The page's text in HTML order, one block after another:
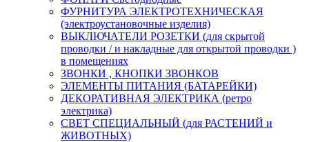
ФУРНИТУРА ЭЛЕКТРОТЕХНИЧЕСКАЯ
(электроустановочные изделия)
ВЫКЛЮЧАТЕЛИ РОЗЕТКИ (для скрытой
проводки / и накладные для открытой проводки )
в помещениях
ЗВОНКИ , КНОПКИ ЗВОНКОВ
ЭЛЕМЕНТЫ ПИТАНИЯ (БАТАРЕЙКИ)
ДЕКОРАТИВНАЯ ЭЛЕКТРИКА (ретро
электрика)
СВЕТ СПЕЦИАЛЬНЫЙ (для РАСТЕНИЙ и
ЖИВОТНЫХ)